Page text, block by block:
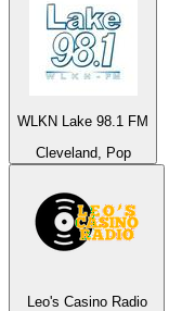
WLKN Lake 98.1 FM
Cleveland, Pop
Leo's Casino Radio